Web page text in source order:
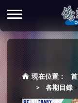
各期目錄 >